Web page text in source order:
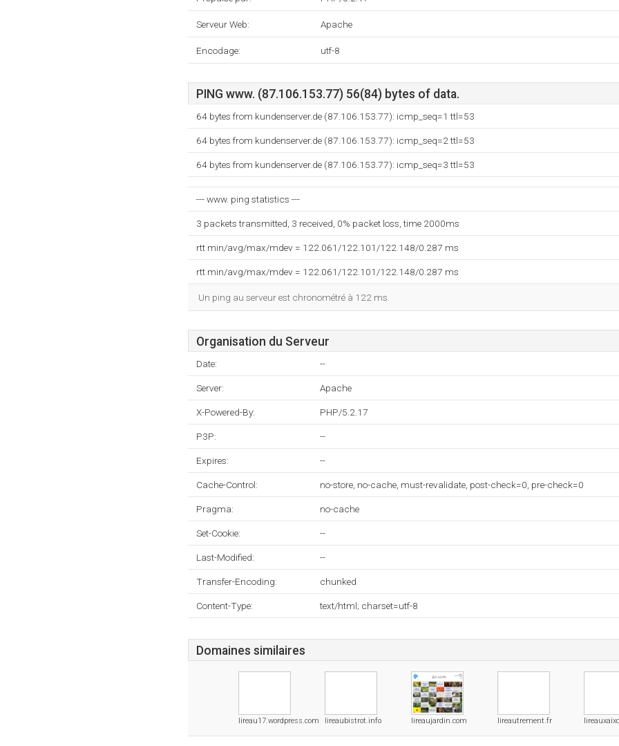
Serveur Web: Apache
Encodage: utf-8
PING www. (87.106.153.77) 56(84) bytes of data.
64 bytes from kundenserver.de (87.106.153.77): icmp_seq=1 ttl=53
64 bytes from kundenserver.de (87.106.153.77): icmp_seq=2 ttl=53
64 bytes from kundenserver.de (87.106.153.77): icmp_seq=3 ttl=53
--- www. ping statistics ---
3 packets transmitted, 3 received, 0% packet loss, time 2000ms
rtt min/avg/max/mdev = 122.061/122.101/122.148/0.287 ms
rtt min/avg/max/mdev = 122.061/122.101/122.148/0.287 ms
Un ping au serveur est chronométré à 122 ms.
Organisation du Serveur
Date: --
Server: Apache
X-Powered-By: PHP/5.2.17
P3P: --
Expires: --
Cache-Control: no-store, no-cache, must-revalidate, post-check=0, pre-check=0
Pragma: no-cache
Set-Cookie: --
Last-Modified: --
Transfer-Encoding: chunked
Content-Type: text/html; charset=utf-8
Domaines similaires
lireau17.wordpress.com lireaubistrot.info lireaujardin.com lireautrement.fr